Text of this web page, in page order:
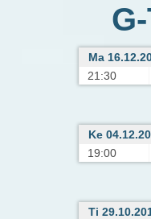
Ma
21:30
Ke
19:00
Ti